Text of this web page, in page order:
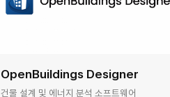
OpenBuildings Designer
건물 설계 및 에너지 분석 소프트웨어